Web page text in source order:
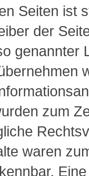
Seiten ist
der
genannter
zum
waren